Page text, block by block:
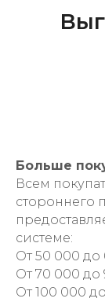
Больше
Всем
стороннего
системе:
От 50 000 до
От 70 000 до
От 100 000